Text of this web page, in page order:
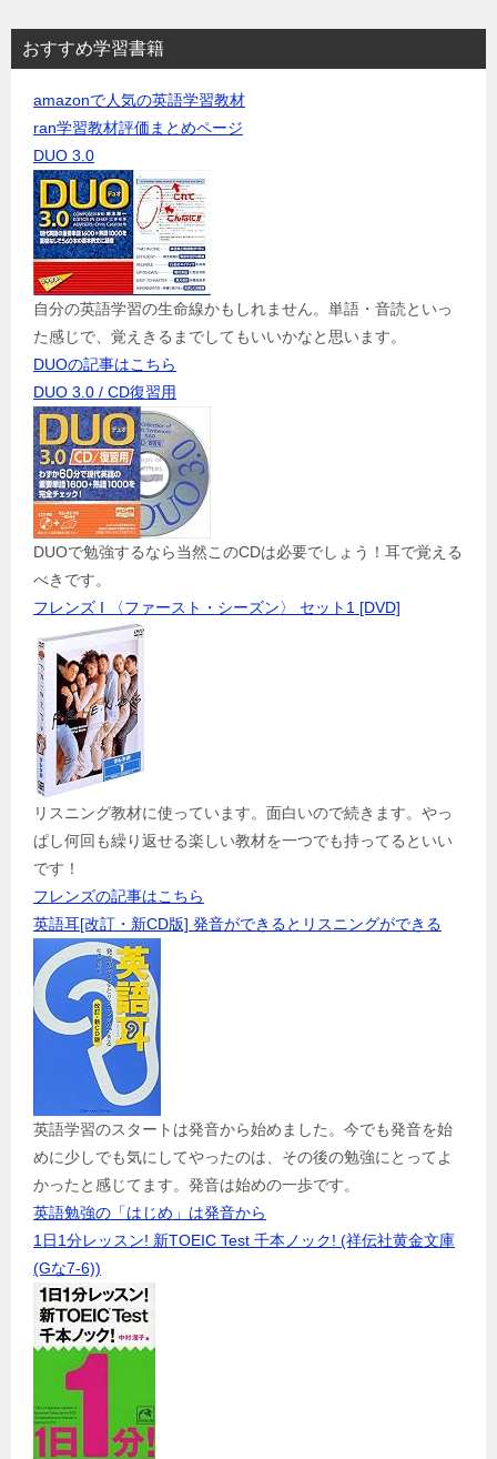
おすすめ学習書籍
amazonで人気の英語学習教材
ran学習教材評価まとめページ
DUO 3.0
自分の英語学習の生命線かもしれません。単語・音読といっ
た感じで、覚えきるまでしてもいいかなと思います。
DUOの記事はこちら
DUO 3.0 / CD復習用
DUOで勉強するなら当然このCDは必要でしょう！耳で覚える
べきです。
フレンズ I 〈ファースト・シーズン〉 セット1 [DVD]
リスニング教材に使っています。面白いので続きます。やっ
ぱし何回も繰り返せる楽しい教材を一つでも持ってるといい
です！
フレンズの記事はこちら
英語耳[改訂・新CD版] 発音ができるとリスニングができる
英語学習のスタートは発音から始めました。今でも発音を始
めに少しでも気にしてやったのは、その後の勉強にとってよ
かったと感じてます。発音は始めの一歩です。
英語勉強の「はじめ」は発音から
1日1分レッスン! 新TOEIC Test 千本ノック! (祥伝社黄金文庫
(Gな7-6))